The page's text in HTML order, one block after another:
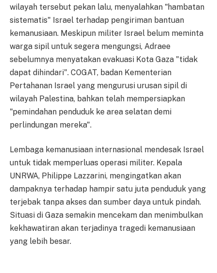
wilayah tersebut pekan lalu, menyalahkan "hambatan
sistematis" Israel terhadap pengiriman bantuan
kemanusiaan. Meskipun militer Israel belum meminta
warga sipil untuk segera mengungsi, Adraee
sebelumnya menyatakan evakuasi Kota Gaza "tidak
dapat dihindari". COGAT, badan Kementerian
Pertahanan Israel yang mengurusi urusan sipil di
wilayah Palestina, bahkan telah mempersiapkan
"pemindahan penduduk ke area selatan demi
perlindungan mereka".
Lembaga kemanusiaan internasional mendesak Israel
untuk tidak memperluas operasi militer. Kepala
UNRWA, Philippe Lazzarini, mengingatkan akan
dampaknya terhadap hampir satu juta penduduk yang
terjebak tanpa akses dan sumber daya untuk pindah.
Situasi di Gaza semakin mencekam dan menimbulkan
kekhawatiran akan terjadinya tragedi kemanusiaan
yang lebih besar.